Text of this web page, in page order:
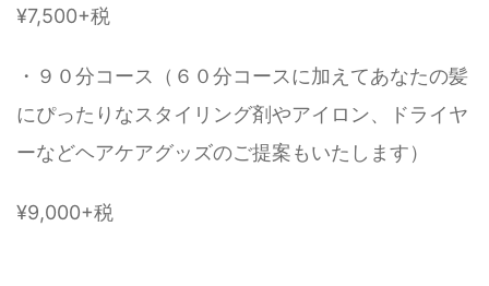
¥7,500+税
・９０分コース（６０分コースに加えてあなたの髪
にぴったりなスタイリング剤やアイロン、ドライヤ
ーなどヘアケアグッズのご提案もいたします）
¥9,000+税